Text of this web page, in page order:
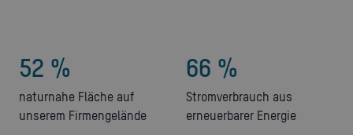
52 %
naturnahe Fläche auf
unserem Firmengelände
66 %
Stromverbrauch aus
erneuerbarer Energie